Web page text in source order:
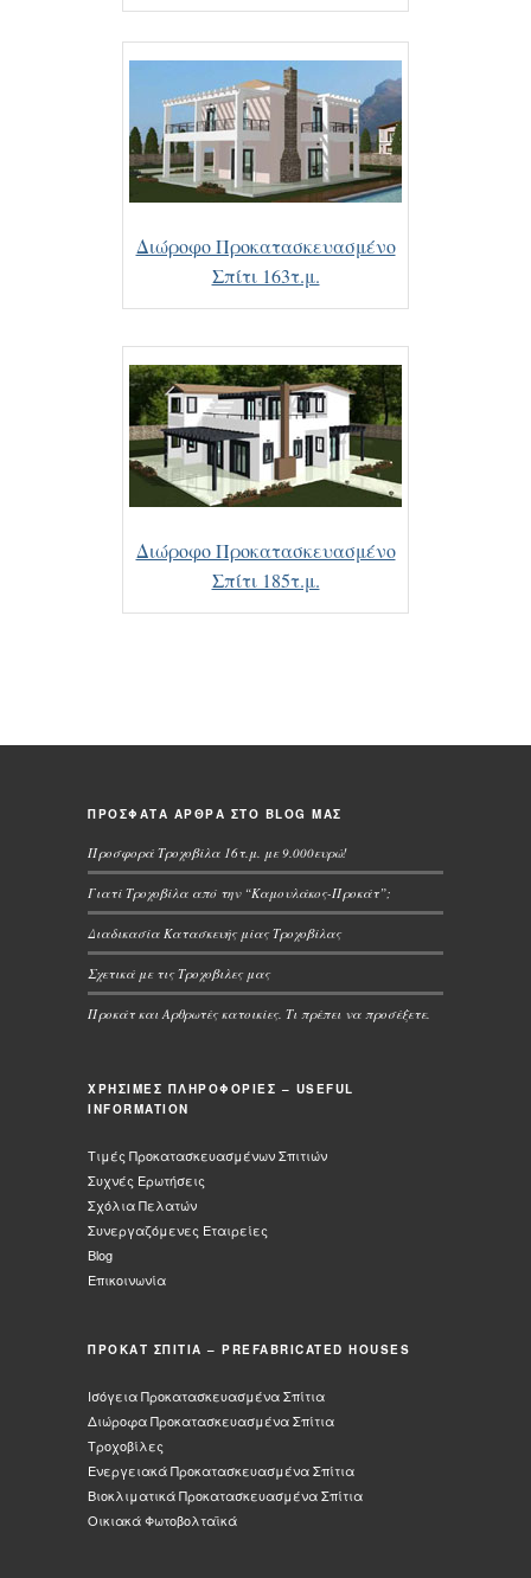
Διώροφο Προκατασκευασμένο
Σπίτι 163τ.μ.
Διώροφο Προκατασκευασμένο
Σπίτι 185τ.μ.
ΠΡΟΣΦΑΤΑ ΑΡΘΡΑ ΣΤΟ BLOG ΜΑΣ
Προσφορά Τροχοβίλα 16τ.μ. με 9.000ευρώ!
Γιατί Τροχοβίλα από την “Καμουλάκος-Προκάτ”;
Διαδικασία Κατασκευής μίας Τροχοβίλας
Σχετικά με τις Τροχοβιλες μας
Προκάτ και Αρθρωτές κατοικίες. Τι πρέπει να προσέξετε.
ΧΡΗΣΙΜΕΣ ΠΛΗΡΟΦΟΡΙΕΣ – USEFUL
INFORMATION
Τιμές Προκατασκευασμένων Σπιτιών
Συχνές Ερωτήσεις
Σχόλια Πελατών
Συνεργαζόμενες Εταιρείες
Blog
Επικοινωνία
ΠΡΟΚΑΤ ΣΠΙΤΙΑ – PREFABRICATED HOUSES
Ισόγεια Προκατασκευασμένα Σπίτια
Διώροφα Προκατασκευασμένα Σπίτια
Τροχοβίλες
Ενεργειακά Προκατασκευασμένα Σπίτια
Βιοκλιματικά Προκατασκευασμένα Σπίτια
Οικιακά Φωτοβολταϊκά